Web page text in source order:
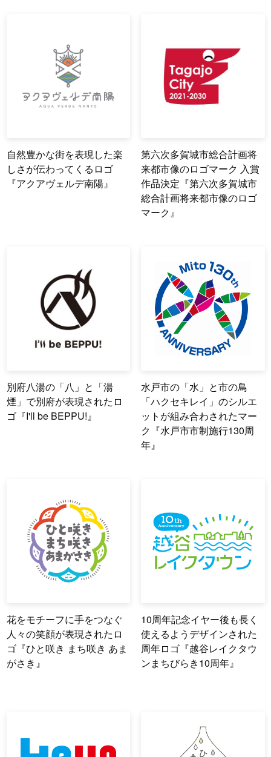
自然豊かな街を表現した楽
しさが伝わってくるロゴ
『アクアヴェルデ南陽』
第六次多賀城市総合計画将
来都市像のロゴマーク 入賞
作品決定『第六次多賀城市
総合計画将来都市像のロゴ
マーク』
別府八湯の「八」と「湯
煙」で別府が表現されたロ
ゴ『I'll be BEPPU!』
水戸市の「水」と市の鳥
「ハクセキレイ」のシルエ
ットが組み合わされたマー
ク『水戸市市制施行130周
年』
花をモチーフに手をつなぐ
人々の笑顔が表現されたロ
ゴ『ひと咲き まち咲き あま
がさき』
10周年記念イヤー後も長く
使えるようデザインされた
周年ロゴ『越谷レイクタウ
ンまちびらき10周年』